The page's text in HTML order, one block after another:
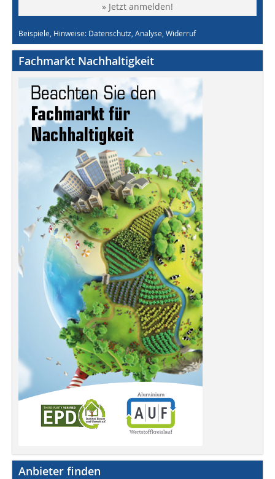
» Jetzt anmelden!
Beispiele, Hinweise: Datenschutz, Analyse, Widerruf
Fachmarkt Nachhaltigkeit
Anbieter finden